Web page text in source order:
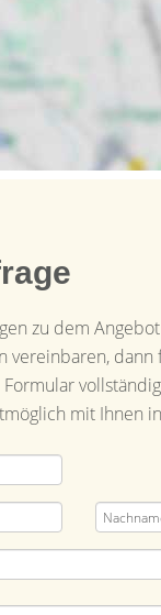
zu dem
vereinbaren, dann
mit Ihnen